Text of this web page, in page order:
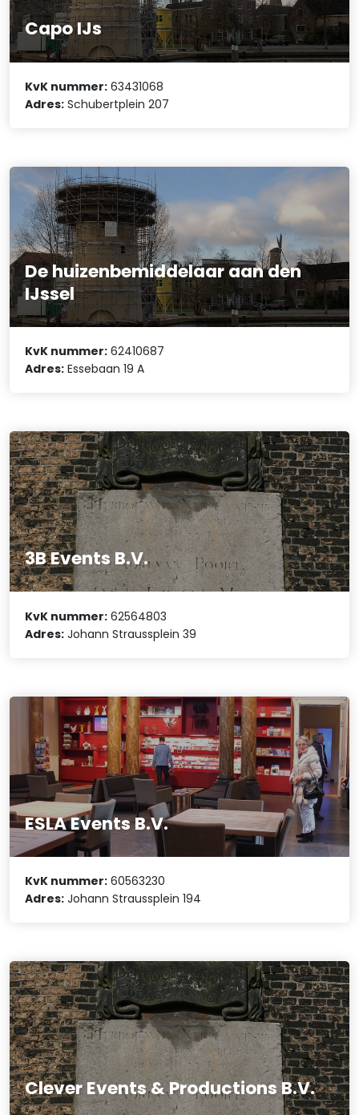
Capo IJs
KvK nummer: 63431068
Adres: Schubertplein 207
De huizenbemiddelaar aan den
IJssel
KvK nummer: 62410687
Adres: Essebaan 19 A
3B Events B.V.
KvK nummer: 62564803
Adres: Johann Straussplein 39
ESLA Events B.V.
KvK nummer: 60563230
Adres: Johann Straussplein 194
Clever Events & Productions B.V.